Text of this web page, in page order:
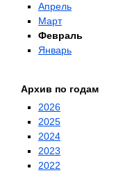
Апрель
Март
Февраль
Январь
Архив по годам
2026
2025
2024
2023
2022